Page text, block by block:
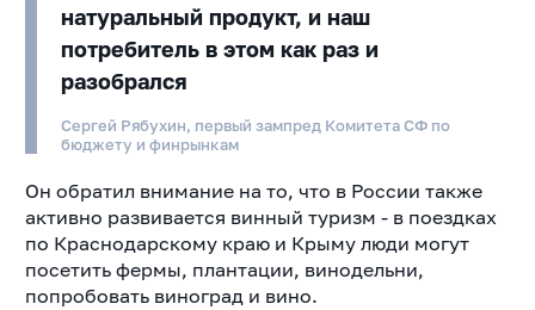
натуральный продукт, и наш
потребитель в этом как раз и
разобрался
Сергей Рябухин, первый зампред Комитета СФ по
бюджету и финрынкам
Он обратил внимание на то, что в России также
активно развивается винный туризм - в поездках
по Краснодарскому краю и Крыму люди могут
посетить фермы, плантации, винодельни,
попробовать виноград и вино.